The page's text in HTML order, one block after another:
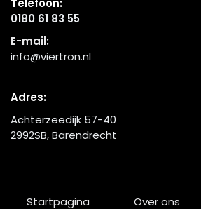
Telefoon:
0180 61 83 55
E-mail:
info@viertron.nl
Adres:
Achterzeedijk 57-40
2992SB, Barendrecht
Startpagina Over ons